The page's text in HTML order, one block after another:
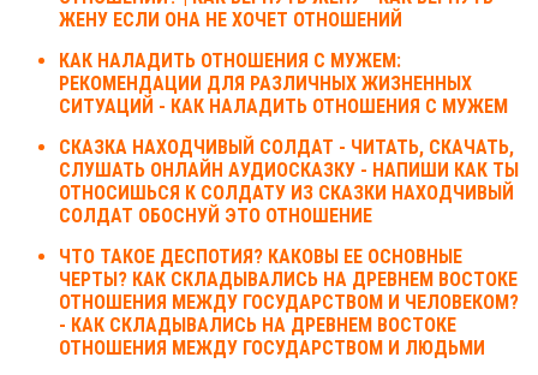
ЖЕНУ ЕСЛИ ОНА НЕ ХОЧЕТ ОТНОШЕНИЙ
КАК НАЛАДИТЬ ОТНОШЕНИЯ С МУЖЕМ:
РЕКОМЕНДАЦИИ ДЛЯ РАЗЛИЧНЫХ ЖИЗНЕННЫХ
СИТУАЦИЙ - КАК НАЛАДИТЬ ОТНОШЕНИЯ С МУЖЕМ
СКАЗКА НАХОДЧИВЫЙ СОЛДАТ - ЧИТАТЬ, СКАЧАТЬ,
СЛУШАТЬ ОНЛАЙН АУДИОСКАЗКУ - НАПИШИ КАК ТЫ
ОТНОСИШЬСЯ К СОЛДАТУ ИЗ СКАЗКИ НАХОДЧИВЫЙ
СОЛДАТ ОБОСНУЙ ЭТО ОТНОШЕНИЕ
ЧТО ТАКОЕ ДЕСПОТИЯ? КАКОВЫ ЕЕ ОСНОВНЫЕ
ЧЕРТЫ? КАК СКЛАДЫВАЛИСЬ НА ДРЕВНЕМ ВОСТОКЕ
ОТНОШЕНИЯ МЕЖДУ ГОСУДАРСТВОМ И ЧЕЛОВЕКОМ?
- КАК СКЛАДЫВАЛИСЬ НА ДРЕВНЕМ ВОСТОКЕ
ОТНОШЕНИЯ МЕЖДУ ГОСУДАРСТВОМ И ЛЮДЬМИ